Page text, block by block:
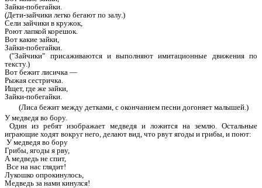
Зайки-побегайки.
(Дети-зайчики легко бегают по залу.)
Сели зайчики в кружок,
Роют лапкой корешок.
Вот какие зайки,
Зайки-побегайки.
("Зайчики" присаживаются и выполняют имитационные движения по
тексту.)
Вот бежит лисичка —
Рыжая сестричка.
Ищет, где же зайки,
Зайки-побегайки.
(Лиса бежит между детками, с окончанием песни догоняет малышей.)
У медведя во бору.
Один из ребят изображает медведя и ложится на землю. Остальные
играющие ходят вокруг него, делают вид, что рвут ягоды и грибы, и поют:
У медведя во бору
Грибы, ягоды я рву,
А медведь не спит,
Все на нас глядит!
Лукошко опрокинулось,
Медведь за нами кинулся!